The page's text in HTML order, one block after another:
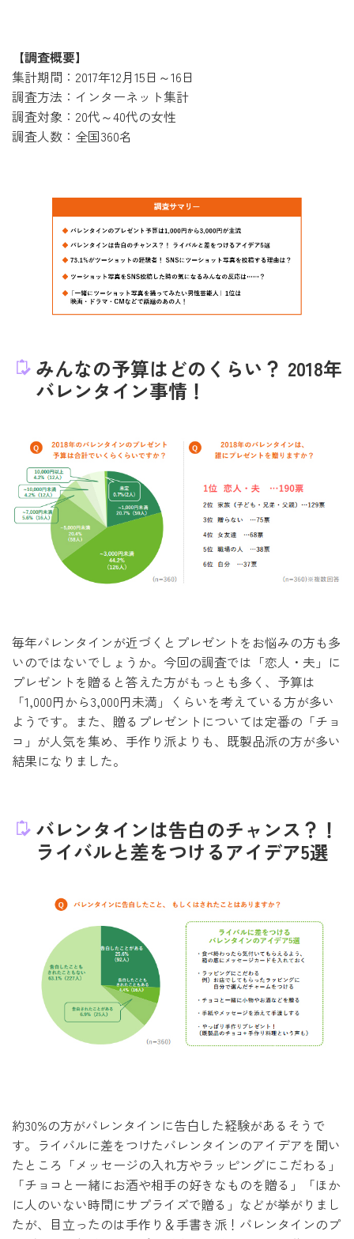
【調査概要】
集計期間：2017年12月15日～16日
調査方法：インターネット集計
調査対象：20代～40代の女性
調査人数：全国360名
みんなの予算はどのくらい？ 2018年
バレンタイン事情！
毎年バレンタインが近づくとプレゼントをお悩みの方も多
いのではないでしょうか。今回の調査では「恋人・夫」に
プレゼントを贈ると答えた方がもっとも多く、予算は
「1,000円から3,000円未満」くらいを考えている方が多い
ようです。また、贈るプレゼントについては定番の「チョ
コ」が人気を集め、手作り派よりも、既製品派の方が多い
結果になりました。
バレンタインは告白のチャンス？！
ライバルと差をつけるアイデア5選
約30%の方がバレンタインに告白した経験があるそうで
す。ライバルに差をつけたバレンタインのアイデアを聞い
たところ「メッセージの入れ方やラッピングにこだわる」
「チョコと一緒にお酒や相手の好きなものを贈る」「ほか
に人のいない時間にサプライズで贈る」などが挙がりまし
たが、目立ったのは手作り＆手書き派！バレンタインのプ